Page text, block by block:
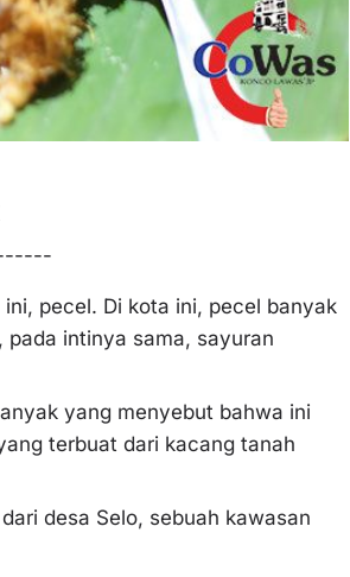
pecel. Di kota ini, pecel banyak
intinya sama, sayuran
yang menyebut bahwa ini
terbuat dari kacang tanah
desa Selo, sebuah kawasan